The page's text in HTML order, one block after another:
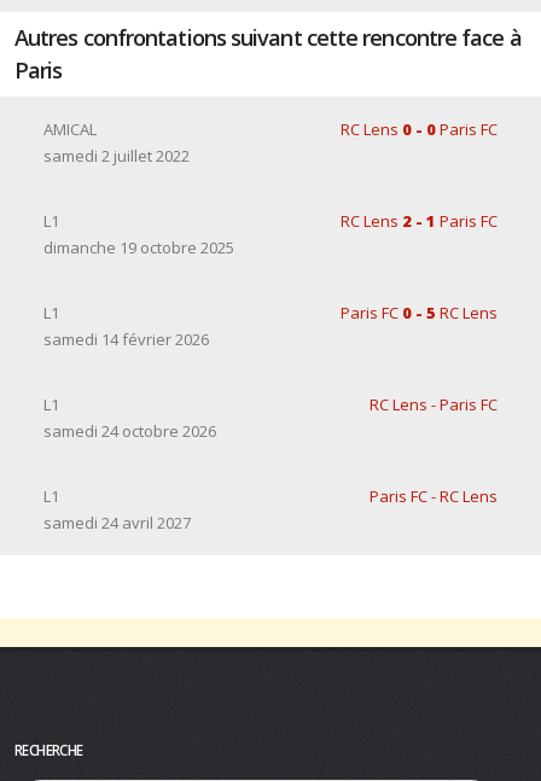
Autres confrontations suivant cette rencontre face à
Paris
AMICAL RC Lens 0 - 0Paris FC
samedi 2 juillet 2022
L1 RC Lens 2 - 1 Paris FC
dimanche 19 octobre 2025
L1 Paris FC 0 - 5 RC Lens
samedi 14 février 2026
L1
RC Lens - Paris FC
samedi 24 octobre 2026
L1
Paris FC - RC Lens
samedi 24 avril 2027
RECHERCHE